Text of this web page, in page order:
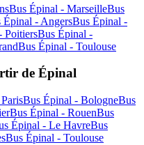
Bus Épinal - MarseilleBus
Épinal - AngersBus Épinal -
PoitiersBus Épinal -
Bus Épinal - Toulouse
de Épinal
Bus Épinal - BologneBus
Bus Épinal - RouenBus
Épinal - Le HavreBus
Bus Épinal - Toulouse